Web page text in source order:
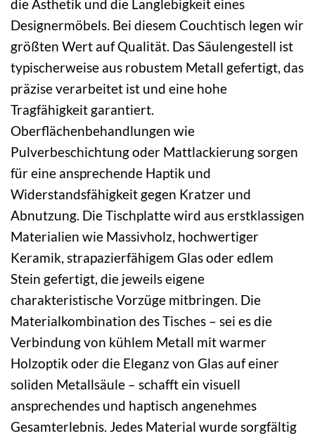
die Ästhetik und die Langlebigkeit eines
Designermöbels. Bei diesem Couchtisch legen wir
größten Wert auf Qualität. Das Säulengestell ist
typischerweise aus robustem Metall gefertigt, das
präzise verarbeitet ist und eine hohe
Tragfähigkeit garantiert.
Oberflächenbehandlungen wie
Pulverbeschichtung oder Mattlackierung sorgen
für eine ansprechende Haptik und
Widerstandsfähigkeit gegen Kratzer und
Abnutzung. Die Tischplatte wird aus erstklassigen
Materialien wie Massivholz, hochwertiger
Keramik, strapazierfähigem Glas oder edlem
Stein gefertigt, die jeweils eigene
charakteristische Vorzüge mitbringen. Die
Materialkombination des Tisches – sei es die
Verbindung von kühlem Metall mit warmer
Holzoptik oder die Eleganz von Glas auf einer
soliden Metallsäule – schafft ein visuell
ansprechendes und haptisch angenehmes
Gesamterlebnis. Jedes Material wurde sorgfältig